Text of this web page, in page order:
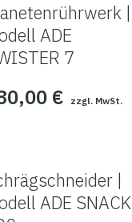
|
ADE
7
€ zzgl. MwSt.
|
ADE SNACK